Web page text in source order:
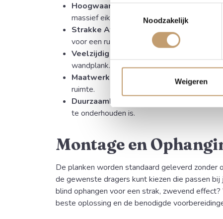
Toestemmingsselectie
Noodzakelijk
Weigeren
Hoogwaardig Materiaal:Gemaakt van
massief eikenhout voor minimale werking.
Strakke Afwerking:
Moderne uitstraling
voor een rustig lijnenspel aan de muur.
Veelzijdig Gebruik:
wandplank.
Maatwerk:
Volledig op maat gemaakt
ruimte.
Duurzaamheid:
te onderhouden is.
Montage en
De planken worden standaard geleverd zonder
de gewenste dragers kunt kiezen die passen
blind ophangen voor een strak, zwevend
beste oplossing en de benodigde